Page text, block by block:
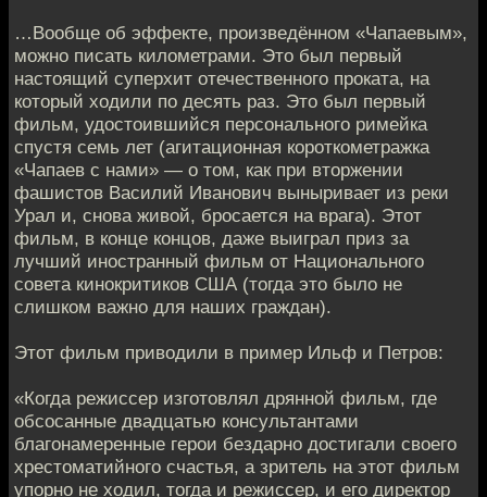
…Вообще об эффекте, произведённом «Чапаевым»,
можно писать километрами. Это был первый
настоящий суперхит отечественного проката, на
который ходили по десять раз. Это был первый
фильм, удостоившийся персонального римейка
спустя семь лет (агитационная короткометражка
«Чапаев с нами» — о том, как при вторжении
фашистов Василий Иванович выныривает из реки
Урал и, снова живой, бросается на врага). Этот
фильм, в конце концов, даже выиграл приз за
лучший иностранный фильм от Национального
совета кинокритиков США (тогда это было не
слишком важно для наших граждан).
Этот фильм приводили в пример Ильф и Петров:
«Когда режиссер изготовлял дрянной фильм, где
обсосанные двадцатью консультантами
благонамеренные герои бездарно достигали своего
хрестоматийного счастья, а зритель на этот фильм
упорно не ходил, тогда и режиссер, и его директор